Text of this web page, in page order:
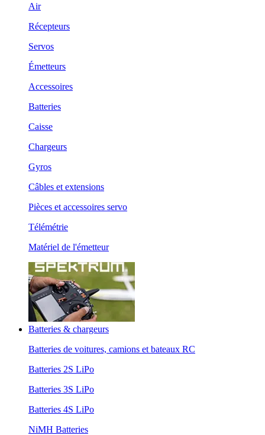
Air
Récepteurs
Servos
Émetteurs
Accessoires
Batteries
Caisse
Chargeurs
Gyros
Câbles et extensions
Pièces et accessoires servo
Télémétrie
Matériel de l'émetteur
Batteries & chargeurs
Batteries de voitures, camions et bateaux RC
Batteries 2S LiPo
Batteries 3S LiPo
Batteries 4S LiPo
NiMH Batteries